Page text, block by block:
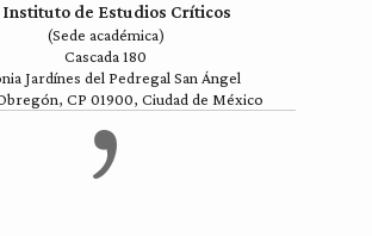
Instituto de Estudios Críticos
(Sede académica)
Cascada 180
Jardínes del Pedregal San Ángel
CP 01900, Ciudad de México